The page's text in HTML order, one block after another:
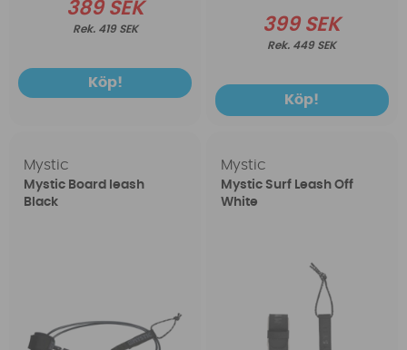
389 SEK
419 SEK
Köp!
399 SEK
449 SEK
Köp!
Mystic
Mystic Board leash
Black
Mystic
Mystic Surf Leash Off
White